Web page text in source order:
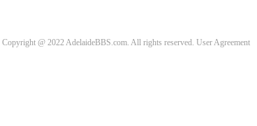
Copyright @ 2022 AdelaideBBS.com. All rights reserved. User Agreement